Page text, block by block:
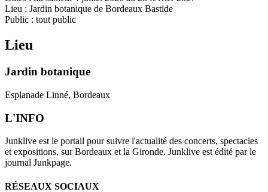
Lieu : Jardin botanique de Bordeaux Bastide
Public : tout public
Lieu
Jardin botanique
Esplanade Linné, Bordeaux
L'INFO
Junklive est le portail pour suivre l'actualité des concerts, spectacles
et expositions, sur Bordeaux et la Gironde. Junklive est édité par le
journal Junkpage.
RÉSEAUX SOCIAUX